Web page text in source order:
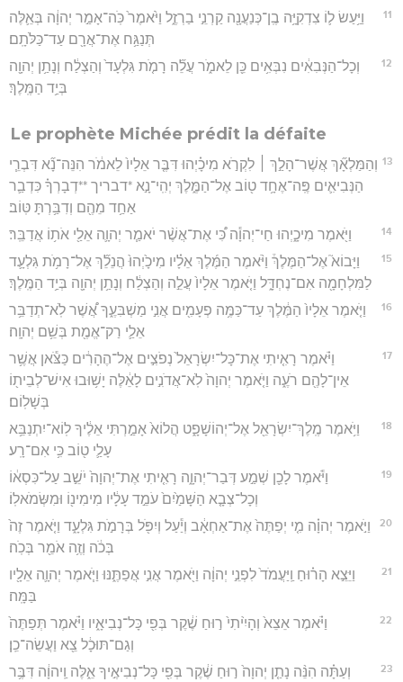
11
וַיַּ֥עַשׂ ל֛וֹ צִדְקִיָּ֥ה בֶֽן־כְּנַעֲנָ֖ה קַרְנֵ֣י בַרְזֶ֑ל וַיֹּ֙אמֶר֙ כֹּֽה־אָמַ֣ר יְהוָ֔ה בְּאֵ֛לֶּה
תְּנַגַּ֥ח אֶת־אֲרָ֖ם עַד־כַּלֹּתָֽם׃
12
וְכָל־הַנְּבִאִ֔ים נִבְּאִ֥ים כֵּ֖ן לֵאמֹ֑ר עֲלֵ֞ה רָמֹ֤ת גִּלְעָד֙ וְהַצְלַ֔ח וְנָתַ֥ן יְהוָ֖ה
בְּיַ֥ד הַמֶּֽלֶךְ׃
Le prophète Michée prédit la défaite
13 וְהַמַּלְאָ֞ךְ אֲשֶׁר־הָלַ֣ךְ ׀ לִקְרֹ֣א מִיכָ֗יְהוּ דִּבֶּ֤ר אֵלָיו֙ לֵאמֹ֔ר הִנֵּה־נָ֞א דִּבְרֵ֧י
הַנְּבִיאִ֛ים פֶּֽה־אֶחָ֥ד ט֖וֹב אֶל־הַמֶּ֑לֶךְ יְהִֽי־נָ֣א *דבריך **דְבָרְךָ֗ כִּדְבַ֛ר
אַחַ֥ד מֵהֶ֖ם וְדִבַּ֥רְתָּ טּֽוֹב׃
14 וַיֹּ֖אמֶר מִיכָ֑יְהוּ חַי־יְהוָ֕ה כִּ֠י אֶת־אֲשֶׁ֨ר יֹאמַ֧ר יְהוָ֛ה אֵלַ֖י אֹת֥וֹ אֲדַבֵּֽר׃
15
וַיָּבוֹא֮ אֶל־הַמֶּלֶךְ֒ וַיֹּ֨אמֶר הַמֶּ֜לֶךְ אֵלָ֗יו מִיכָ֙יְהוּ֙ הֲנֵלֵ֞ךְ אֶל־רָמֹ֥ת גִּלְעָ֛ד
לַמִּלְחָמָ֖ה אִם־נֶחְדָּ֑ל וַיֹּ֤אמֶר אֵלָיו֙ עֲלֵ֣ה וְהַצְלַ֔ח וְנָתַ֥ן יְהוָ֖ה בְּיַ֥ד הַמֶּֽלֶךְ׃
16
וַיֹּ֤אמֶר אֵלָיו֙ הַמֶּ֔לֶךְ עַד־כַּמֶּ֥ה פְעָמִ֖ים אֲנִ֣י מַשְׁבִּעֶ֑ךָ אֲ֠שֶׁר לֹֽא־תְדַבֵּ֥ר
אֵלַ֛י רַק־אֱמֶ֖ת בְּשֵׁ֥ם יְהוָֽה׃
17
וַיֹּ֗אמֶר רָאִ֤יתִי אֶת־כָּל־יִשְׂרָאֵל֙ נְפֹצִ֣ים אֶל־הֶהָרִ֔ים כַּצֹּ֕אן אֲשֶׁ֥ר
אֵין־לָהֶ֖ם רֹעֶ֑ה וַיֹּ֤אמֶר יְהוָה֙ לֹֽא־אֲדֹנִ֣ים לָאֵ֔לֶּה יָשׁ֥וּבוּ אִישׁ־לְבֵית֖וֹ
בְּשָׁלֽוֹם׃
18
וַיֹּ֥אמֶר מֶֽלֶךְ־יִשְׂרָאֵ֖ל אֶל־יְהוֹשָׁפָ֑ט הֲלוֹא֙ אָמַ֣רְתִּי אֵלֶ֔יךָ לֽוֹא־יִתְנַבֵּ֥א
עָלַ֛י ט֖וֹב כִּ֥י אִם־רָֽע׃
19
וַיֹּ֕אמֶר לָכֵ֖ן שְׁמַ֣ע דְּבַר־יְהוָ֑ה רָאִ֤יתִי אֶת־יְהוָה֙ יֹשֵׁ֣ב עַל־כִּסְא֔וֹ
וְכָל־צְבָ֤א הַשָּׁמַ֙יִם֙ עֹמֵ֣ד עָלָ֔יו מִימִינ֖וֹ וּמִשְּׂמֹאלֽוֹ׃
20
וַיֹּ֣אמֶר יְהוָ֗ה מִ֤י יְפַתֶּה֙ אֶת־אַחְאָ֔ב וְיַ֕עַל וְיִפֹּ֖ל בְּרָמֹ֣ת גִּלְעָ֑ד וַיֹּ֤אמֶר זֶה֙
בְּכֹ֔ה וְזֶ֥ה אֹמֵ֖ר בְּכֹֽה׃
21
וַיֵּצֵ֣א הָר֗וּחַ וַֽיַּעֲמֹד֙ לִפְנֵ֣י יְהוָ֔ה וַיֹּ֖אמֶר אֲנִ֣י אֲפַתֶּ֑נּוּ וַיֹּ֧אמֶר יְהוָ֛ה אֵלָ֖יו
בַּמָּֽה׃
22
וַיֹּ֗אמֶר אֵצֵא֙ וְהָיִ֙יתִי֙ ר֣וּחַ שֶׁ֔קֶר בְּפִ֖י כָּל־נְבִיאָ֑יו וַיֹּ֗אמֶר תְּפַתֶּה֙
וְגַם־תּוּכָ֔ל צֵ֖א וַעֲשֵׂה־כֵֽן׃
23
וְעַתָּ֗ה הִנֵּ֨ה נָתַ֤ן יְהוָה֙ ר֣וּחַ שֶׁ֔קֶר בְּפִ֖י כָּל־נְבִיאֶ֣יךָ אֵ֑לֶּה וַֽיהוָ֔ה דִּבֶּ֥ר